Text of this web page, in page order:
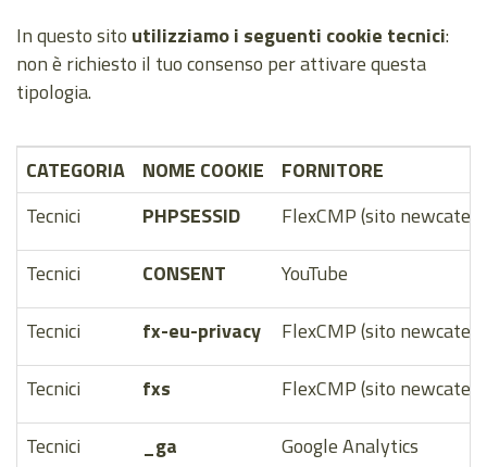
In questo sito utilizziamo i seguenti cookie tecnici:
non è richiesto il tuo consenso per attivare questa
tipologia.
CATEGORIA NOME COOKIE
FORNITORE
Tecnici
PHPSESSID
FlexCMP (sito
Tecnici
CONSENT
YouTube
Tecnici
fx-eu-privacy
FlexCMP (sito
Tecnici
fxs
FlexCMP (sito
Tecnici
_ga
Google Analytics